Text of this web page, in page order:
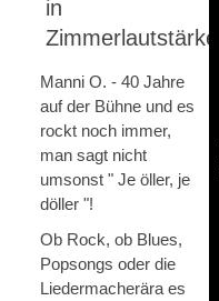
in
Zimmerlautstärke
Manni O. - 40 Jahre
auf der Bühne und es
rockt noch immer,
man sagt nicht
umsonst " Je öller, je
döller "!
Ob Rock, ob Blues,
Popsongs oder die
Liedermacherära es